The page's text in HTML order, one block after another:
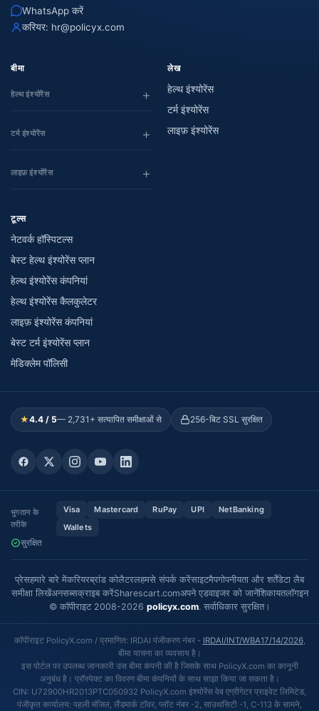
WhatsApp करें
करियर: hr@policyx.com
बीमा
हेल्थ इंश्योरेंस
टर्म इंश्योरेंस
लाइफ़ इंश्योरेंस
लेख
हेल्थ इंश्योरेंस
टर्म इंश्योरेंस
लाइफ़ इंश्योरेंस
टूल्स
नेटवर्क हॉस्पिटल्स
बेस्ट हेल्थ इंश्योरेंस प्लान
हेल्थ इंश्योरेंस कंपनियां
हेल्थ इंश्योरेंस कैलकुलेटर
लाइफ़ इंश्योरेंस कंपनियां
बेस्ट टर्म इंश्योरेंस प्लान
मेडिक्लेम पॉलिसी
★4.4 / 5— 2,731+ सत्यापित समीक्षाओं से 256-बिट SSL सुरक्षित
भुगतान के
तरीके
Visa Mastercard RuPay UPI
NetBanking
Wallets
सुरक्षित
प्रेसहमारे बारे मेंकरियरब्रांड कोलैटरलहमसे संपर्क करेंसाइटमैपगोपनीयता और शर्तेंडेटा लैब
समीक्षा लिखेंअनसब्सक्राइब करेंSharescart.comअपने एडवाइजर को जानेंशिकायतलॉगइन
© कॉपीराइट 2008-2026 policyx.com. सर्वाधिकार सुरक्षित।
कॉपीराइट PolicyX.com / प्रमाणित: IRDAI पंजीकरण नंबर - IRDAI/INT/WBA17/14/2026,
बीमा याचना का व्यवसाय है।
इस पोर्टल पर उपलब्ध जानकारी उस बीमा कंपनी की है जिसके साथ PolicyX.com का कानूनी
अनुबंध है। प्रॉस्पेक्ट का विवरण बीमा कंपनियों के साथ साझा किया जा सकता है।
CIN: U72900HR2013PTC050932 PolicyX.com इंश्योरेंस वेब एग्रीगेटर प्राइवेट लिमिटेड,
पंजीकृत कार्यालय: पहली मंजिल, लैंडमार्क टॉवर, प्लॉट नंबर -2, साउथसिटी -1, C-113 के सामने,